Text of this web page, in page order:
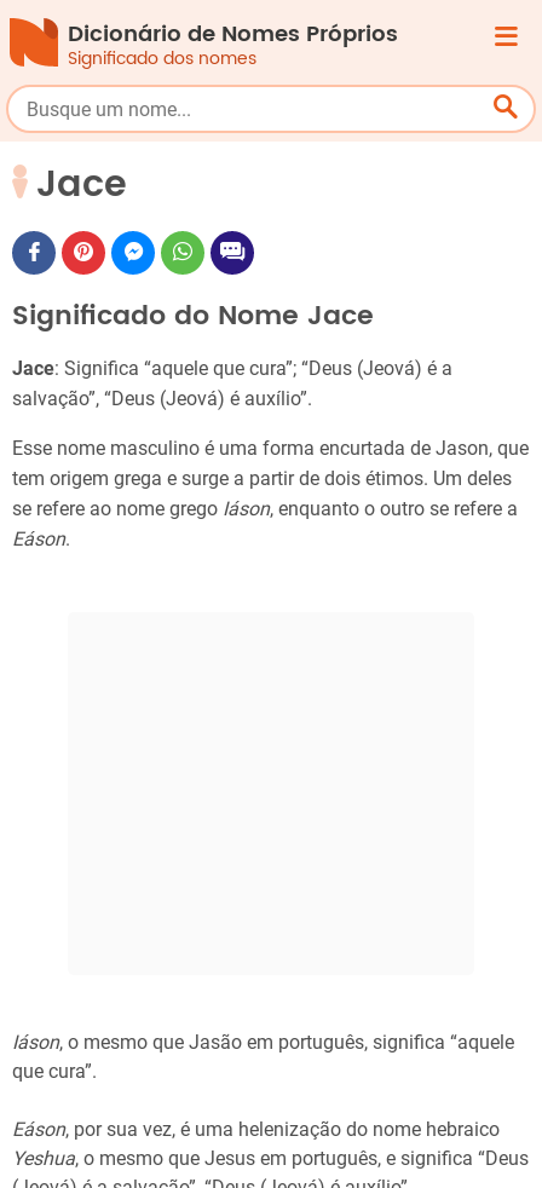
Dicionário de Nomes Próprios
Significado dos nomes
Jace
Significado do Nome Jace
Jace: Significa “aquele que cura”; “Deus (Jeová) é a
salvação”, “Deus (Jeová) é auxílio”.
Esse nome masculino é uma forma encurtada de Jason, que
tem origem grega e surge a partir de dois étimos. Um deles
se refere ao nome grego Iáson, enquanto o outro se refere a
Eáson.
Iáson, o mesmo que Jasão em português, significa “aquele
que cura”.
Eáson, por sua vez, é uma helenização do nome hebraico
Yeshua, o mesmo que Jesus em português, e significa “Deus